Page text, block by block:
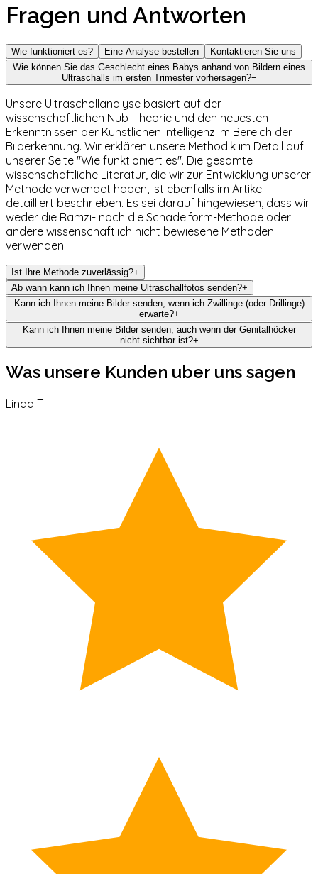
Fragen und Antworten
Wie funktioniert es? Eine Analyse bestellen
Kontaktieren Sie uns
Wie können Sie das Geschlecht eines Babys anhand von Bildern eines
Ultraschalls im ersten Trimester vorhersagen?−
Unsere Ultraschallanalyse basiert auf der
wissenschaftlichen Nub-Theorie und den neuesten
Erkenntnissen der Künstlichen Intelligenz im Bereich der
Bilderkennung. Wir erklären unsere Methodik im Detail auf
unserer Seite "Wie funktioniert es". Die gesamte
wissenschaftliche Literatur, die wir zur Entwicklung unserer
Methode verwendet haben, ist ebenfalls im Artikel
detailliert beschrieben. Es sei darauf hingewiesen, dass wir
weder die Ramzi- noch die Schädelform-Methode oder
andere wissenschaftlich nicht bewiesene Methoden
verwenden.
Ist Ihre Methode zuverlässig?+
Ab wann kann ich Ihnen meine Ultraschallfotos senden?+
Kann ich Ihnen meine Bilder senden, wenn ich Zwillinge (oder Drillinge)
erwarte?+
Kann ich Ihnen meine Bilder senden, auch wenn der Genitalhöcker
nicht sichtbar ist?+
Was unsere Kunden uber uns sagen
Linda T.